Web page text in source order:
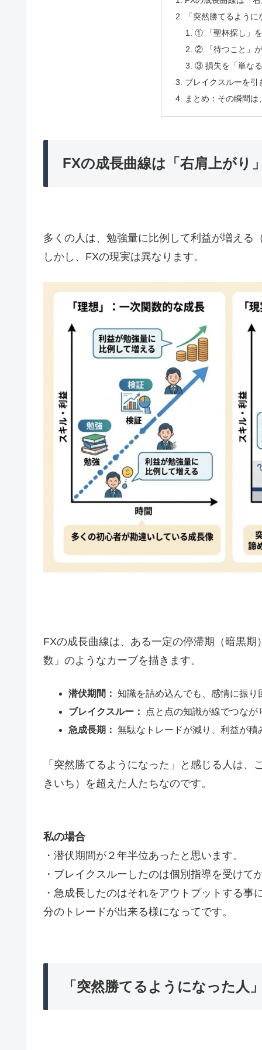
「突然勝てるよう
① 「聖杯探し」
② 「待つこと」
③ 損失を「単な
ブレイクスルーを引
まとめ：その瞬間
FXの成長曲線は「右肩上がり
多くの人は、勉強量に比例して利益が増える
しかし、FXの現実は異なります。
FXの成長曲線は、ある一定の停滞期（暗黒
数」のようなカーブを描きます。
潜伏期間： 知識を詰め込んでも、感情に振
ブレイクスルー：
点と点の知識が線でつな
急成長期： 無駄なトレードが減り、利益が積
「突然勝てるようになった」と感じる人は
きいち）を超えた人たちなのです。
私の場合
・潜伏期間が２年半位あったと思います。
・ブレイクスルーしたのは個別指導を受け
・急成長したのはそれをアウトプットする
分のトレードが出来る様になってです。
「突然勝てるようになった人